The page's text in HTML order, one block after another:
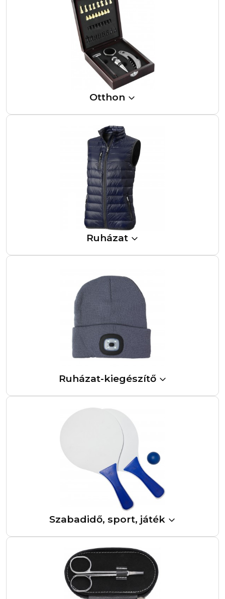
Otthon
Ruházat
Ruházat-kiegészítő
Szabadidő, sport, játék